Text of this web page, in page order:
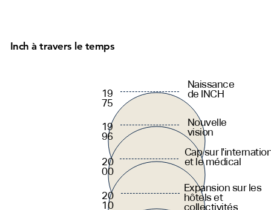
Inch à travers le temps
19
75
19
96
20
00
20
10
Naissance
de INCH
Nouvelle
vision
Cap sur
et le médical
Expansion sur les
hôtels et
collectivités